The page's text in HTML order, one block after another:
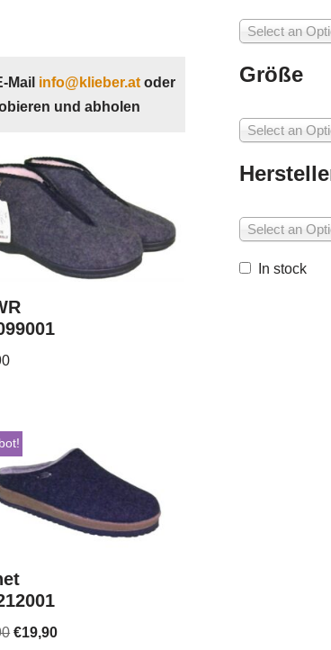
Mail info@klieber.at oder
und abholen
€19,90
Select an
Größe
Select an
Select an
In stock